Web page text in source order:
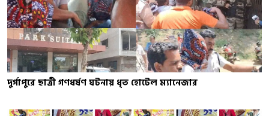
দুর্গাপুরে ছাত্রী গণধর্ষণ ঘটনায় ধৃত হোটেল ম্যানেজার